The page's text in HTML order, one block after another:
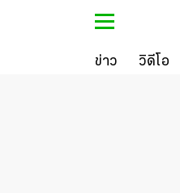
ข่าว วิดีโอ